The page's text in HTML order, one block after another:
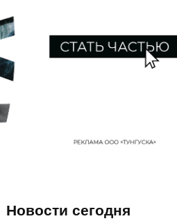
Новости сегодня